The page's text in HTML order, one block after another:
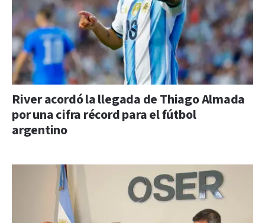
River acordó la llegada de Thiago Almada
por una cifra récord para el fútbol
argentino